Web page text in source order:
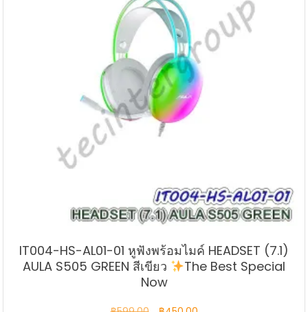
IT004-HS-AL01-01 หูฟังพร้อมไมค์ HEADSET (7.1)
AULA S505 GREEN สีเขียว
The Best Special
Now